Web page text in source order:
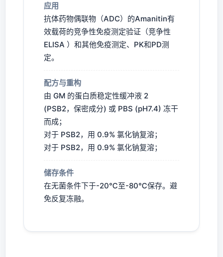
应用
抗体药物偶联物（ADC）的Amanitin有
效载荷的竞争性免疫测定验证（竞争性
ELISA ）和其他免疫测定、PK和PD测
定。
配方与重构
由 GM 的蛋白质稳定性缓冲液 2
(PSB2，保密成分) 或 PBS (pH7.4) 冻干
而成；
对于 PSB2，用 0.9% 氯化钠复溶；
对于 PSB2，用 0.9% 氯化钠复溶；
储存条件
在无菌条件下于-20℃至-80℃保存。避
免反复冻融。